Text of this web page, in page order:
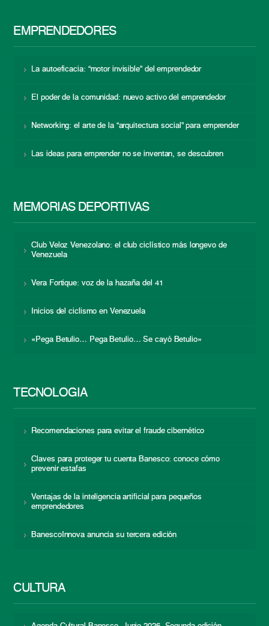
EMPRENDEDORES
La autoeficacia: “motor invisible” del emprendedor
El poder de la comunidad: nuevo activo del emprendedor
Networking: el arte de la “arquitectura social” para emprender
Las ideas para emprender no se inventan, se descubren
MEMORIAS DEPORTIVAS
Club Veloz Venezolano: el club ciclístico más longevo de
Venezuela
Vera Fortique: voz de la hazaña del 41
Inicios del ciclismo en Venezuela
«Pega Betulio… Pega Betulio… Se cayó Betulio»
TECNOLOGÍA
Recomendaciones para evitar el fraude cibernético
Claves para proteger tu cuenta Banesco: conoce cómo
prevenir estafas
Ventajas de la inteligencia artificial para pequeños
emprendedores
BanescoInnova anuncia su tercera edición
CULTURA